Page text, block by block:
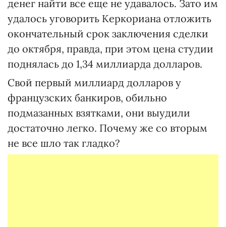
денег найти все еще не удавалось. Зато им
удалось уговорить Керкориана отложить
окончательный срок заключения сделки
до октября, правда, при этом цена студии
поднялась до 1,34 миллиарда долларов.
Свой первый миллиард долларов у
французских банкиров, обильно
подмазанных взятками, они выудили
достаточно легко. Почему же со вторым
не все шло так гладко?